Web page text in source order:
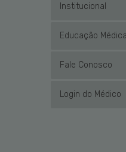
Institucional
Educação Médica
Fale Conosco
Login do Médico